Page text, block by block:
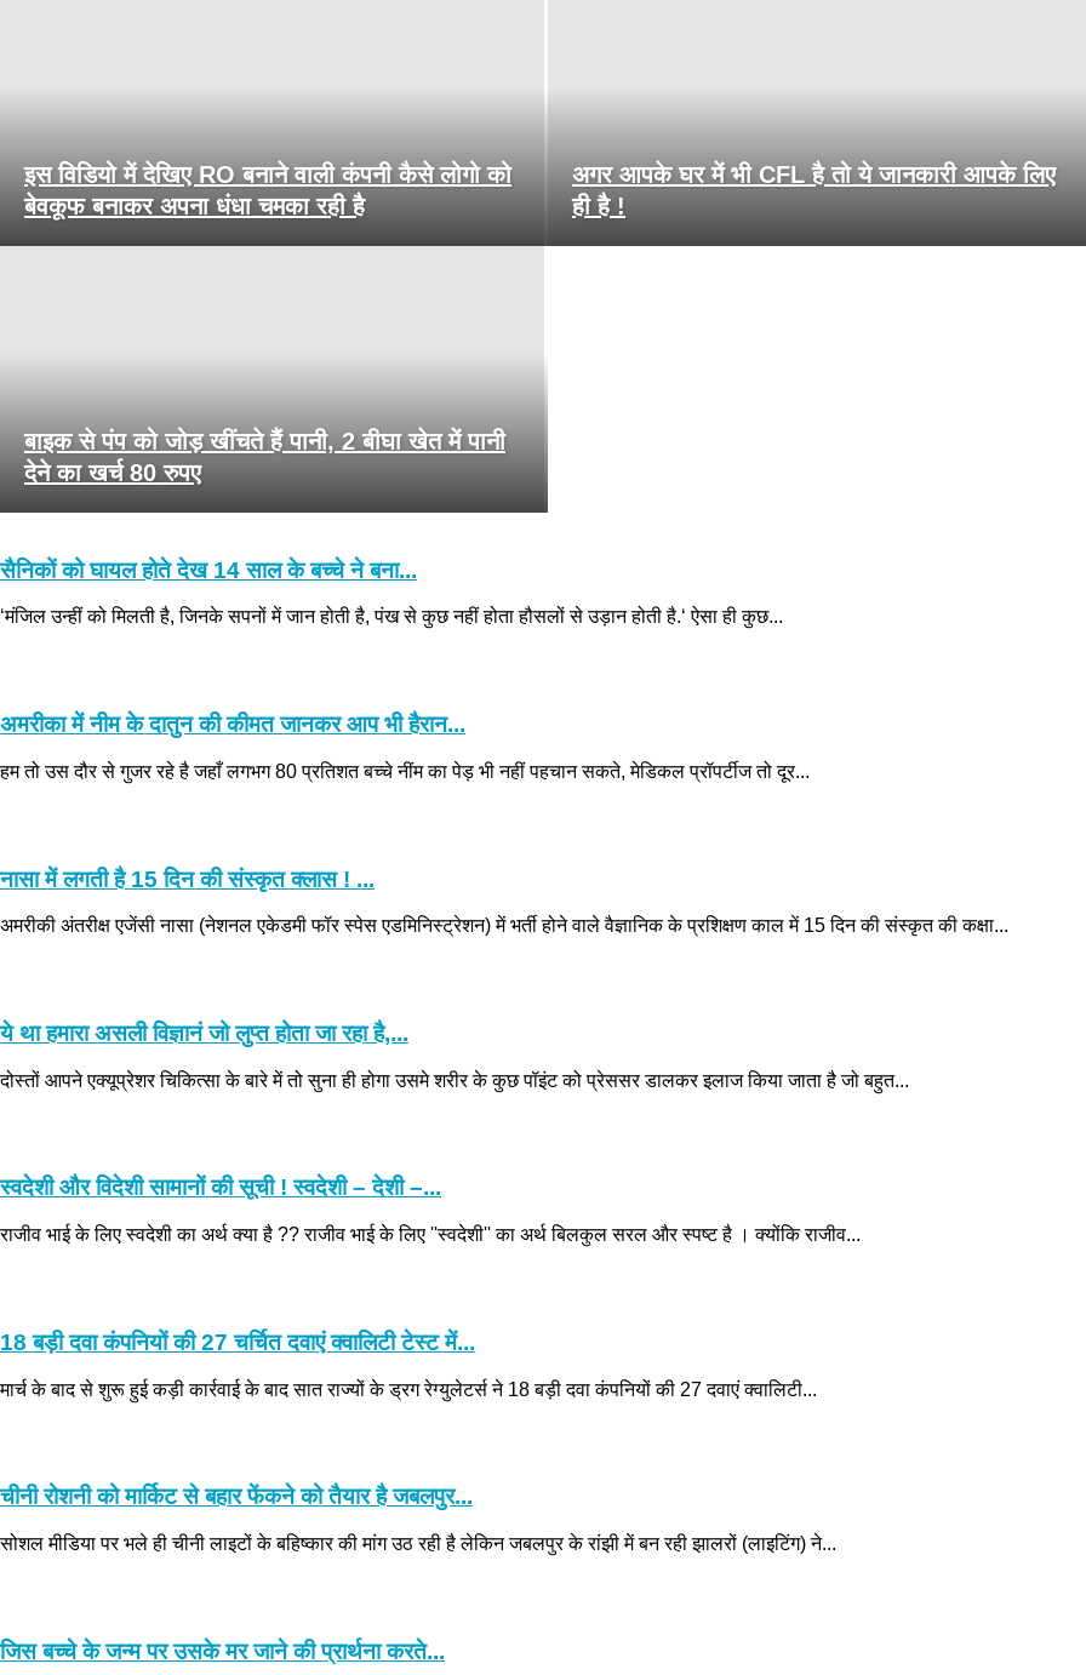
इस विडियो में देखिए RO बनाने वाली कंपनी कैसे लोगो को
बेवकूफ बनाकर अपना धंधा चमका रही है
अगर आपके घर में भी CFL है तो ये जानकारी आपके लिए
ही है !
बाइक से पंप को जोड़ खींचते हैं पानी, 2 बीघा खेत में पानी
देने का खर्च 80 रुपए
सैनिकों को घायल होते देख 14 साल के बच्चे ने बना...
‘मंजिल उन्हीं को मिलती है, जिनके सपनों में जान होती है, पंख से कुछ नहीं होता हौसलों से उड़ान होती है.‘ ऐसा ही कुछ...
अमरीका में नीम के दातुन की कीमत जानकर आप भी हैरान...
हम तो उस दौर से गुजर रहे है जहाँ लगभग 80 प्रतिशत बच्चे नींम का पेड़ भी नहीं पहचान सकते, मेडिकल प्रॉपर्टीज तो दूर...
नासा में लगती है 15 दिन की संस्कृत क्लास ! ...
अमरीकी अंतरीक्ष एजेंसी नासा (नेशनल एकेडमी फॉर स्पेस एडमिनिस्ट्रेशन) में भर्ती होने वाले वैज्ञानिक के प्रशिक्षण काल में 15 दिन की संस्कृत की कक्षा...
ये था हमारा असली विज्ञानं जो लुप्त होता जा रहा है,...
दोस्तों आपने एक्यूप्रेशर चिकित्सा के बारे में तो सुना ही होगा उसमे शरीर के कुछ पॉइंट को प्रेससर डालकर इलाज किया जाता है जो बहुत...
स्वदेशी और विदेशी सामानों की सूची ! स्वदेशी – देशी –...
राजीव भाई के लिए स्वदेशी का अर्थ क्या है ?? राजीव भाई के लिए ''स्वदेशी'' का अर्थ बिलकुल सरल और स्पष्ट है । क्योंकि राजीव...
18 बड़ी दवा कंपनियों की 27 चर्चित दवाएं क्वालिटी टेस्ट में...
मार्च के बाद से शुरू हुई कड़ी कार्रवाई के बाद सात राज्यों के ड्रग रेग्युलेटर्स ने 18 बड़ी दवा कंपनियों की 27 दवाएं क्वालिटी...
चीनी रोशनी को मार्किट से बहार फेंकने को तैयार है जबलपुर...
सोशल मीडिया पर भले ही चीनी लाइटों के बहिष्कार की मांग उठ रही है लेकिन जबलपुर के रांझी में बन रही झालरों (लाइटिंग) ने...
जिस बच्चे के जन्म पर उसके मर जाने की प्रार्थना करते...